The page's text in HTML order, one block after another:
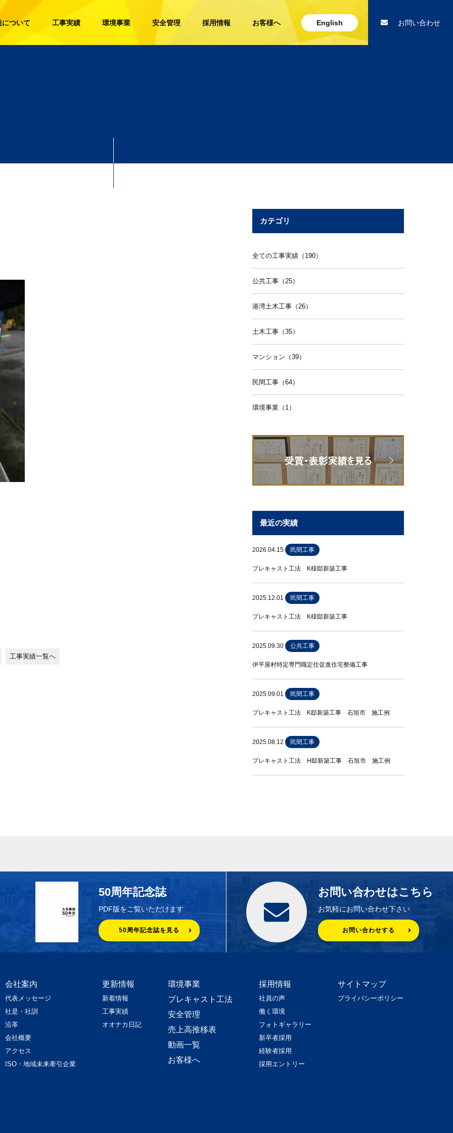
ついて 工事実績 環境事業 安全管理 採用情報 お客様へ English お問い合わせ
工事実績一覧へ
カテゴリ
全ての工事実績（190）
公共工事（25）
港湾土木工事（26）
土木工事（35）
マンション（39）
民間工事（64）
環境事業（1）
最近の実績
2026.04.15 民間工事
プレキャスト工法 K様邸新築工事
2025.12.01 民間工事
プレキャスト工法 K様邸新築工事
2025.09.30 公共工事
伊平屋村特定専門職定住促進住宅整備工事
2025.09.01 民間工事
プレキャスト工法 K邸新築工事 石垣市 施工例
2025.08.12 民間工事
プレキャスト工法 H邸新築工事 石垣市 施工例
50周年記念誌
PDF版をご覧いただけます
50周年記念誌を見る
お問い合わせはこちら
お気軽にお問い合わせ下さい
お問い合わせする
会社案内
代表メッセージ
社是・社訓
沿革
会社概要
アクセス
ISO・地域未来牽引企業
更新情報
新着情報
工事実績
オオナカ日記
環境事業
プレキャスト工法
安全管理
売上高推移表
動画一覧
お客様へ
採用情報
社員の声
働く環境
フォトギャラリー
新卒者採用
経験者採用
採用エントリー
サイトマップ
プライバシーポリシー